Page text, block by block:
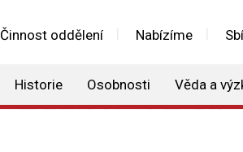
Činnost oddělení Nabízíme
Historie Osobnosti Věda a